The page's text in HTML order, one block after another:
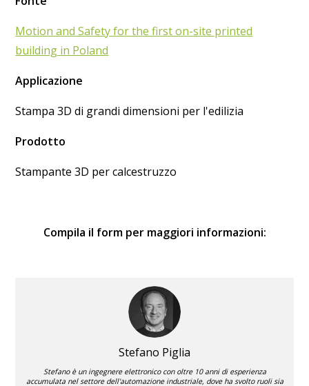
Motion and Safety for the first on-site printed
building in Poland
Applicazione
Stampa 3D di grandi dimensioni per l'edilizia
Prodotto
Stampante 3D per calcestruzzo
Compila il form per maggiori informazioni:
Stefano Piglia
Stefano è un ingegnere elettronico con oltre 10 anni di esperienza
accumulata nel settore dell'automazione industriale, dove ha svolto ruoli sia